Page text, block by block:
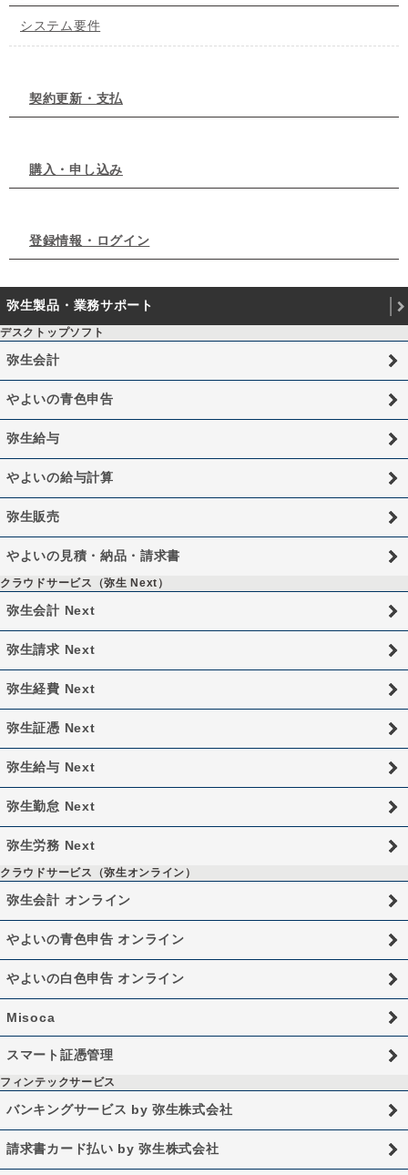
システム要件
契約更新・支払
購入・申し込み
登録情報・ログイン
弥生製品・業務サポート
デスクトップソフト
弥生会計
やよいの青色申告
弥生給与
やよいの給与計算
弥生販売
やよいの見積・納品・請求書
クラウドサービス（弥生 Next）
弥生会計 Next
弥生請求 Next
弥生経費 Next
弥生証憑 Next
弥生給与 Next
弥生勤怠 Next
弥生労務 Next
クラウドサービス（弥生オンライン）
弥生会計 オンライン
やよいの青色申告 オンライン
やよいの白色申告 オンライン
Misoca
スマート証憑管理
フィンテックサービス
バンキングサービス by 弥生株式会社
請求書カード払い by 弥生株式会社